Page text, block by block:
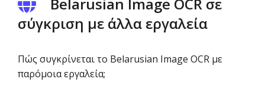
σύγκριση με άλλα εργαλεία
Πώς συγκρίνεται το Belarusian Image OCR με
παρόμοια εργαλεία;